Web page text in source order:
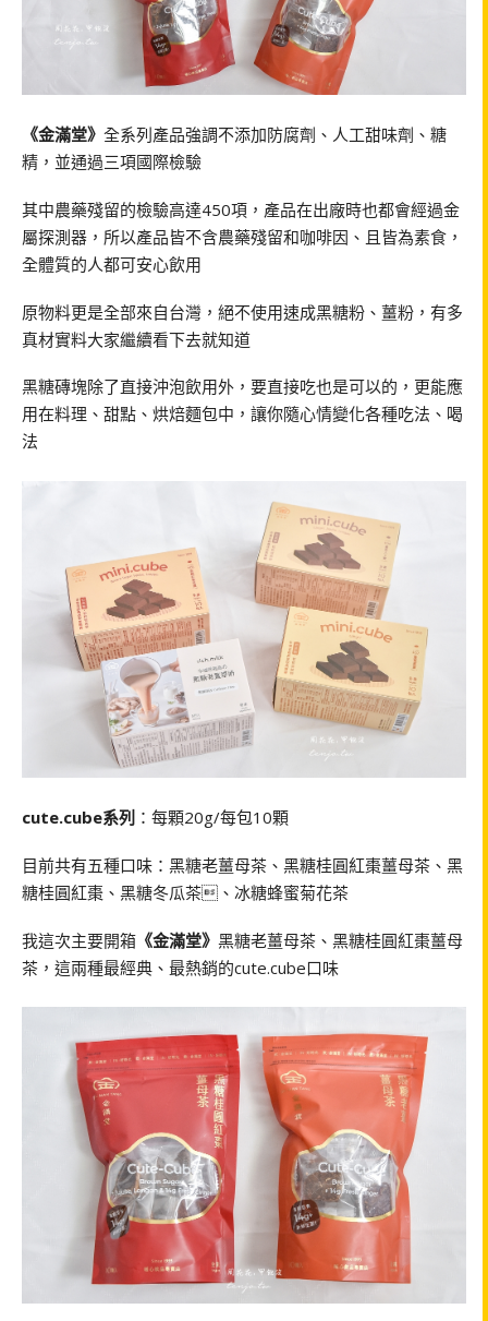
《金滿堂》 全系列產品強調不添加防腐劑、人工甜味劑、糖
精，並通過三項國際檢驗
其中農藥殘留的檢驗高達450項，產品在出廠時也都會經過金
屬探測器，所以產品皆不含農藥殘留和咖啡因、且皆為素食，
全體質的人都可安心飲用
原物料更是全部來自台灣，絕不使用速成黑糖粉、薑粉，有多
真材實料大家繼續看下去就知道
黑糖磚塊除了直接沖泡飲用外，要直接吃也是可以的，更能應
用在料理、甜點、烘焙麵包中，讓你隨心情變化各種吃法、喝
法
cute.cube系列 ：每顆20g/每包10顆
目前共有五種口味：黑糖老薑母茶、黑糖桂圓紅棗薑母茶、黑
糖桂圓紅棗、黑糖冬瓜茶、冰糖蜂蜜菊花茶
我這次主要開箱 《金滿堂》 黑糖老薑母茶、黑糖桂圓紅棗薑母
茶，這兩種最經典、最熱銷的cute.cube口味